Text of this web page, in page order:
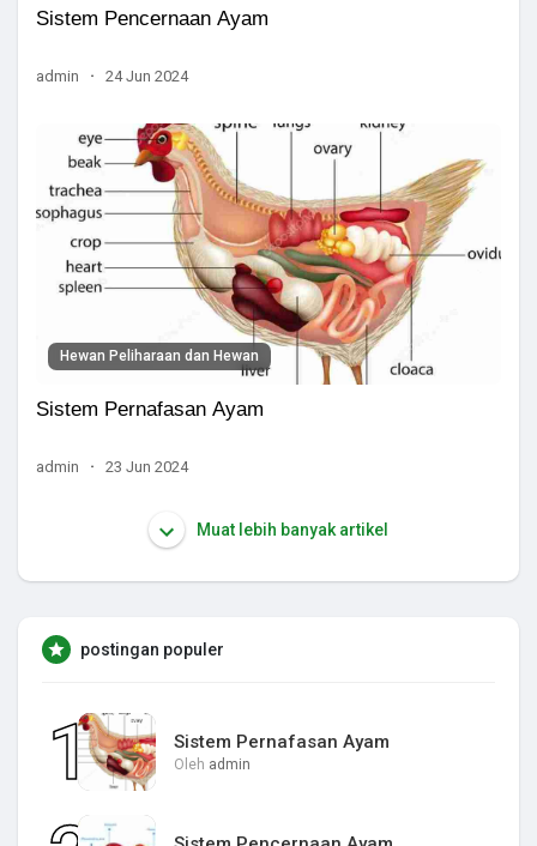
Sistem Pencernaan Ayam
admin · 24 Jun 2024
Hewan Peliharaan dan Hewan
Sistem Pernafasan Ayam
admin · 23 Jun 2024
Muat lebih banyak artikel
postingan populer
Sistem Pernafasan Ayam
Oleh admin